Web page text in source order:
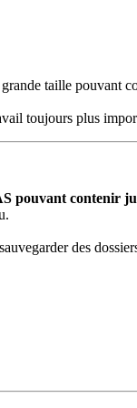
grande taille pouvant
toujours plus
pouvant contenir
des